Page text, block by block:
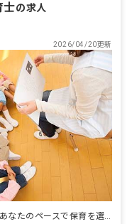
士の求人
2026/04/20更新
週2日の勤務も、月20日も。あなたのペースで保育を選べます。